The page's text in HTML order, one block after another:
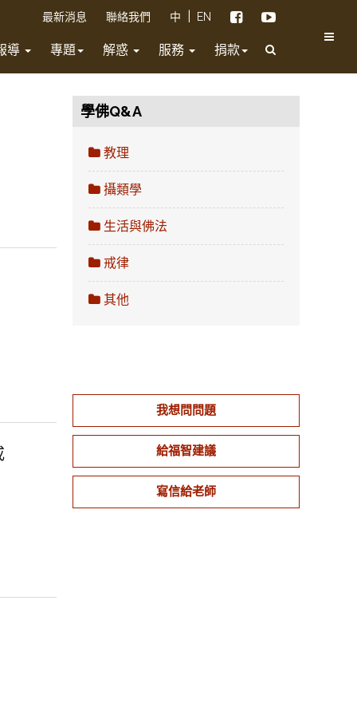
最新消息 聯絡我們 中 EN
導 專題 解惑 服務 捐款
學佛Q&A
教理
攝類學
生活與佛法
戒律
其他
我想問問題
給福智建議
寫信給老師